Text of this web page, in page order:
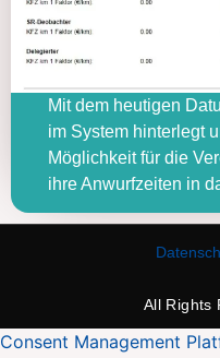
Mit dem heutigen
im System hinterlegt
Möglichkeit für die
ihre Anwurfzeiten in
All Rights
Consent Management